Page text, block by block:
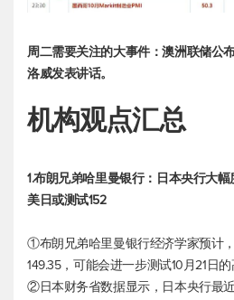
周二需要关注的大事件：澳洲联储公
洛威发表讲话。
机构观点汇总
1.布朗兄弟哈里曼银行：日本央行大
美日或测试152
①布朗兄弟哈里曼银行经济学家预计
149.35，可能会进一步测试10月21日的
②日本财务省数据显示，日本央行最